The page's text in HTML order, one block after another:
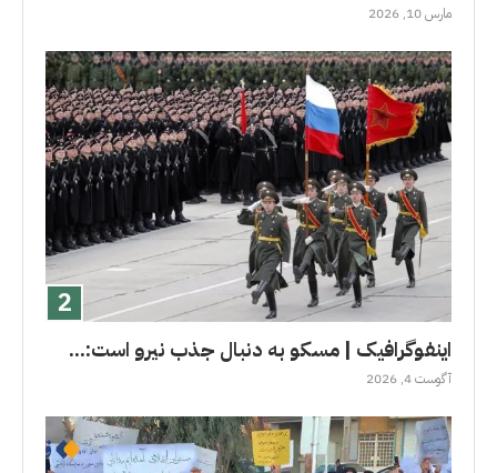
مارس 10, 2026
اینفوگرافیک | مسکو به دنبال جذب نیرو است:...
آگوست 4, 2026